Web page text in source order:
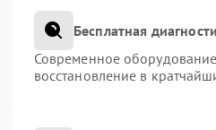
Бесплатная
Современное
восстановление в